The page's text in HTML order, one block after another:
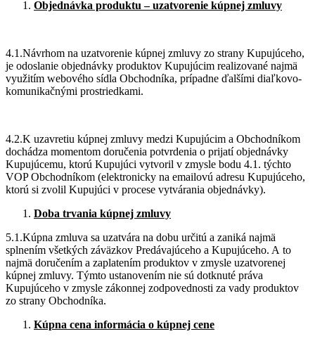
Objednávka produktu – uzatvorenie kúpnej zmluvy
4.1.Návrhom na uzatvorenie kúpnej zmluvy zo strany Kupujúceho,
je odoslanie objednávky produktov Kupujúcim realizované najmä
využitím webového sídla Obchodníka, prípadne ďalšími diaľkovo-
komunikačnými prostriedkami.
4.2.K uzavretiu kúpnej zmluvy medzi Kupujúcim a Obchodníkom
dochádza momentom doručenia potvrdenia o prijatí objednávky
Kupujúcemu, ktorú Kupujúci vytvoril v zmysle bodu 4.1. týchto
VOP Obchodníkom (elektronicky na emailovú adresu Kupujúceho,
ktorú si zvolil Kupujúci v procese vytvárania objednávky).
Doba trvania kúpnej zmluvy
5.1.Kúpna zmluva sa uzatvára na dobu určitú a zaniká najmä
splnením všetkých záväzkov Predávajúceho a Kupujúceho. A to
najmä doručením a zaplatením produktov v zmysle uzatvorenej
kúpnej zmluvy. Týmto ustanovením nie sú dotknuté práva
Kupujúceho v zmysle zákonnej zodpovednosti za vady produktov
zo strany Obchodníka.
Kúpna cena informácia o kúpnej cene